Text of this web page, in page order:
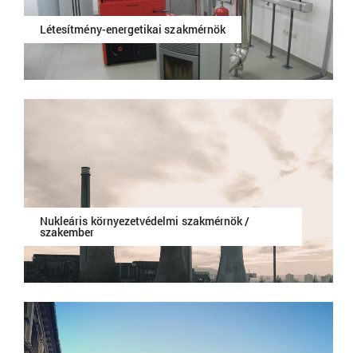
Létesítmény-energetikai szakmérnök
Nukleáris környezetvédelmi szakmérnök /
szakember